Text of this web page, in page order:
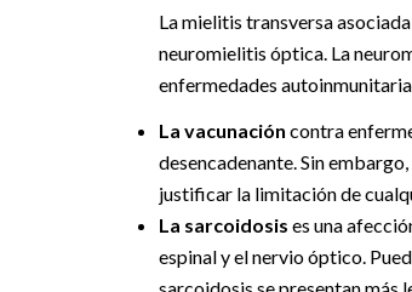
La mielitis transversa
neuromielitis óptica. La
enfermedades
La vacunación contra
desencadenante. Sin
justificar la limitación de
La sarcoidosis es una
espinal y el nervio óptico.